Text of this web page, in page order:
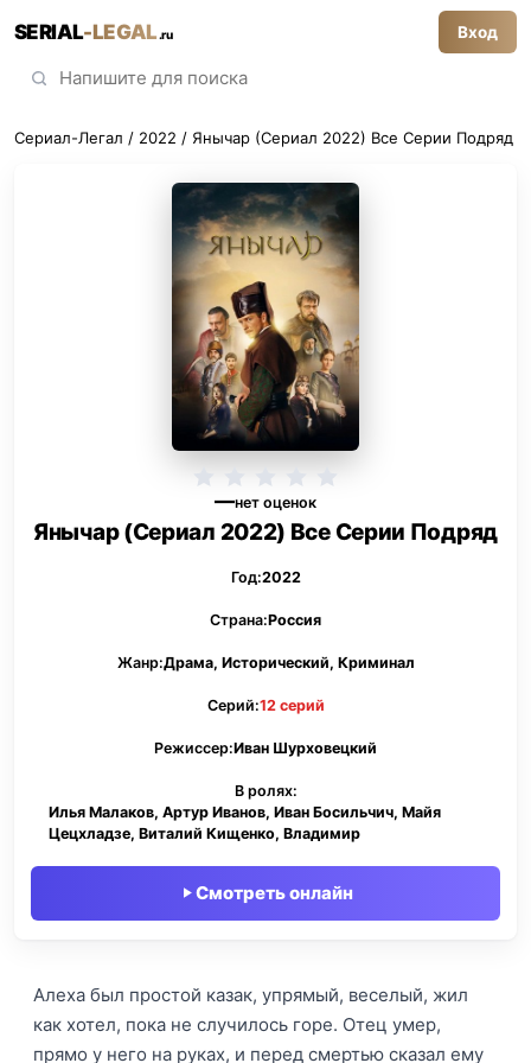
SERIAL-LEGAL.ru Вход
Сериал-Легал / 2022 / Янычар (Сериал 2022) Все Серии Подряд
—нет оценок
Янычар (Сериал 2022) Все Серии Подряд
Год:2022
Страна:Россия
Жанр:Драма, Исторический, Криминал
Серий:12 серий
Режиссер:Иван Шурховецкий
В ролях:
Илья Малаков, Артур Иванов, Иван Босильчич, Майя
Цецхладзе, Виталий Кищенко, Владимир
Смотреть онлайн
Алеха был простой казак, упрямый, веселый, жил
как хотел, пока не случилось горе. Отец умер,
прямо у него на руках, и перед смертью сказал ему